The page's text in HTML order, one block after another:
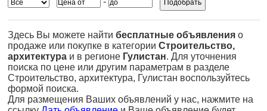
Здесь Вы можете найти бесплатные объявления о
продаже или покупке в категории Строительство,
архитектура и в регионе Гулистан. Для уточнения
поиска по цене или другим параметрам в разделе
Строительство, архитектура, Гулистан воспользуйтесь
формой поиска.
Для размещения Ваших объявлений у нас, нажмите на